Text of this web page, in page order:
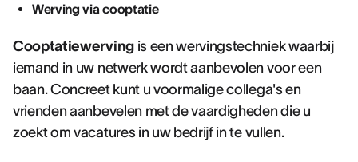
Werving via cooptatie
Cooptatiewervingis een wervingstechniek waarbij
iemand in uw netwerk wordt aanbevolen voor een
baan. Concreet kunt u voormalige collega's en
vrienden aanbevelen met de vaardigheden die u
zoekt om vacatures in uw bedrijf in te vullen.